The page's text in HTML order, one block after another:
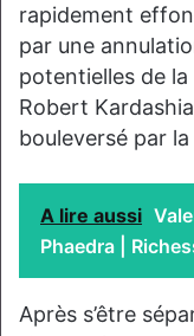
rapidement
par une
potentielles de
Robert
bouleversé par
A lire aussi
Phaedra |
Après s’être